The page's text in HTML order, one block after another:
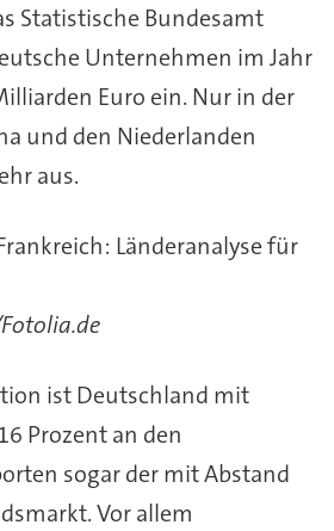
Statistische Bundesamt
Unternehmen im Jahr
Euro ein. Nur in der
und den Niederlanden
aus.
ist Deutschland mit
Prozent an den
sogar der mit Abstand
Vor allem